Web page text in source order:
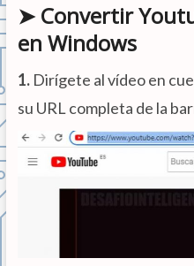
➤ Convertir
en Windows
1.Dirígete al vídeo en
su URL completa de la